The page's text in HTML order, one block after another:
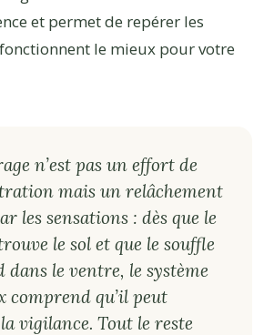
et permet de repérer les
le mieux pour votre
n’est pas un effort de
mais un relâchement
les sensations : dès que le
le sol et que le souffle
dans le ventre, le système
comprend qu’il peut
vigilance. Tout le reste